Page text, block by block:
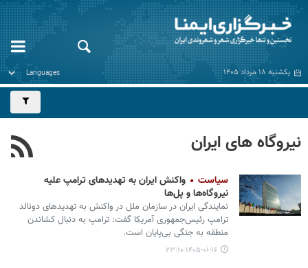
یکشنبه ۱۸ مرداد ۱۴۰۵
نیروگاه های ایران
سیاست
واکنش ایران به تهدیدهای ترامپ علیه
نیروگاه‌ها و پل‌ها
نمایندگی ایران در سازمان ملل در واکنش به تهدیدهای دونالد
ترامپ رئیس‌جمهوری آمریکا گفت: ترامپ به دنبال کشاندن
منطقه به جنگی بی‌پایان است.
۱۴۰۵-۰۱-۱۶ ۲۳:۱۰